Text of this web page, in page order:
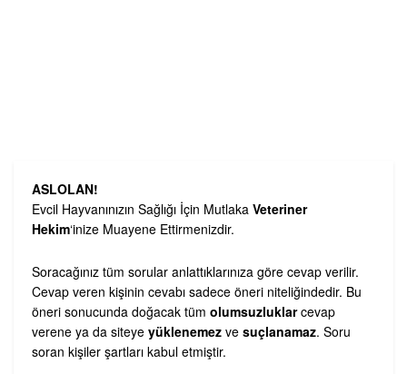
ASLOLAN!
Evcil Hayvanınızın Sağlığı İçin Mutlaka Veteriner
Hekim‘inize Muayene Ettirmenizdir.
Soracağınız tüm sorular anlattıklarınıza göre cevap verilir.
Cevap veren kişinin cevabı sadece öneri niteliğindedir. Bu
öneri sonucunda doğacak tüm olumsuzluklarcevap
verene ya da siteye yüklenemez ve suçlanamaz. Soru
soran kişiler şartları kabul etmiştir.